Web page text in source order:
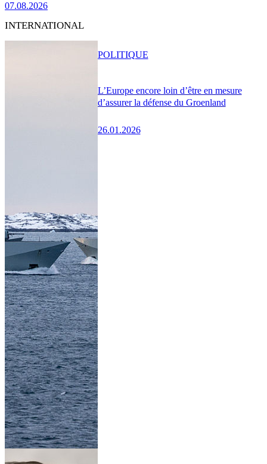
07.08.2026
INTERNATIONAL
L’Europe encore loin d’être en mesure
d’assurer la défense du Groenland
26.01.2026
POLITIQUE